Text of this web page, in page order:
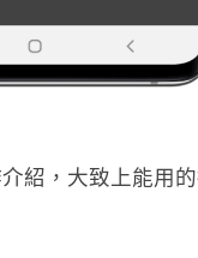
紹，大致上能用